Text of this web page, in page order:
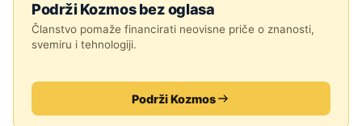
Podrži Kozmos bez oglasa
Članstvo pomaže financirati neovisne priče o znanosti,
svemiru i tehnologiji.
Podrži Kozmos